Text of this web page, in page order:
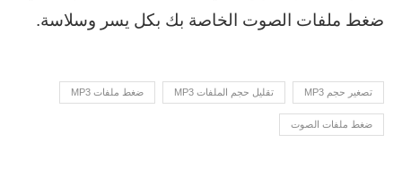
ضغط ملفات الصوت الخاصة بك بكل يسر وسلاسة.
تصغير حجم MP3 تقليل حجم الملفات MP3 ضغط ملفات MP3
ضغط ملفات الصوت